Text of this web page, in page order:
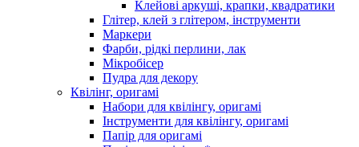
Клейові аркуші, крапки, квадратики
Глітер, клей з глітером, інструменти
Маркери
Фарби, рідкі перлини, лак
Мікробісер
Пудра для декору
Квілінг, оригамі
Набори для квілінгу, оригамі
Інструменти для квілінгу, оригамі
Папір для оригамі